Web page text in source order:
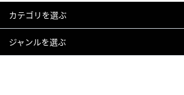
カテゴリを選ぶ
ジャンルを選ぶ